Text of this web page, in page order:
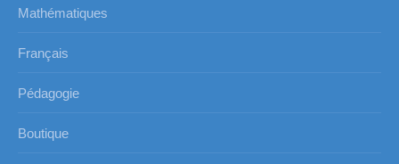
une
fenêtre
une
fenêtre
Mathématiques
Français
Pédagogie
Boutique